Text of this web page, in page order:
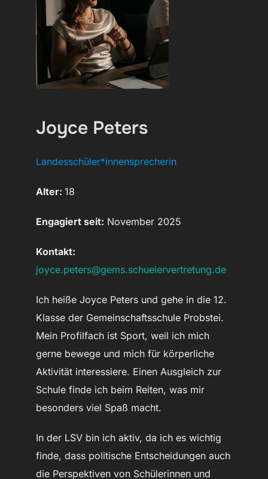
Joyce Peters
Landesschüler*innensprecherin
Alter: 18
Engagiert seit: November 2025
Kontakt:
joyce.peters@gems.schuelervertretung.de
Ich heiße Joyce Peters und gehe in die 12.
Klasse der Gemeinschaftsschule Probstei.
Mein Profilfach ist Sport, weil ich mich
gerne bewege und mich für körperliche
Aktivität interessiere. Einen Ausgleich zur
Schule finde ich beim Reiten, was mir
besonders viel Spaß macht.
In der LSV bin ich aktiv, da ich es wichtig
finde, dass politische Entscheidungen auch
die Perspektiven von Schülerinnen und